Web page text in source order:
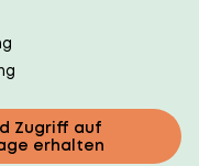
Zugriff auf
erhalten